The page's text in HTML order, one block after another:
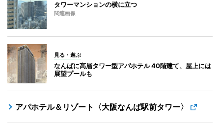
タワーマンションの横に立つ
関連画像
見る・遊ぶ
なんばに高層タワー型アパホテル 40階建て、屋上には
展望プールも
アパホテル＆リゾート〈大阪なんば駅前タワー〉